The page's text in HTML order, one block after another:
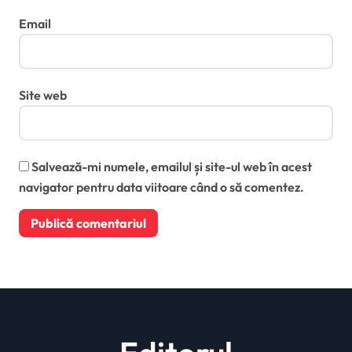
Email
Site web
Salvează-mi numele, emailul și site-ul web în acest
navigator pentru data viitoare când o să comentez.